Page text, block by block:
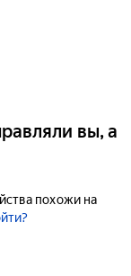
вы, а
похожи на